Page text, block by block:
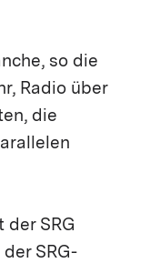
so die
Radio über
die
der SRG
SRG-